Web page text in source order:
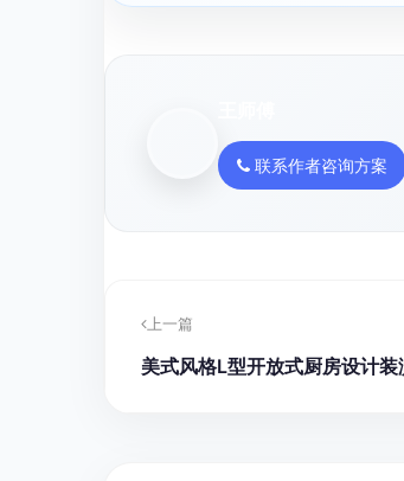
联系作者咨询方案
上一篇
美式风格L型开放式厨房设计装